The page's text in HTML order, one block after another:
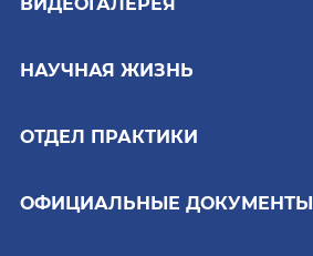
НАУЧНАЯ ЖИЗНЬ
ОТДЕЛ ПРАКТИКИ
ОФИЦИАЛЬНЫЕ ДОКУМЕНТЫ